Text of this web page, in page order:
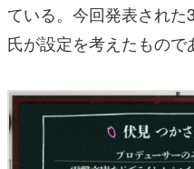
ている。今回発表され
氏が設定を考えたもので